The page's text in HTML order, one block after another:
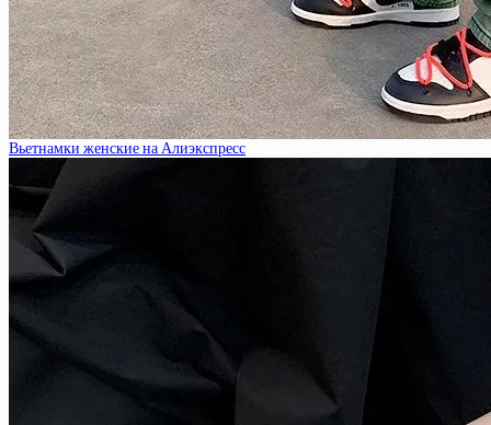
Вьетнамки женские на Алиэкспресс